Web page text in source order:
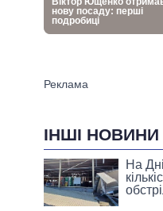
ІНШІ НОВИНИ
На